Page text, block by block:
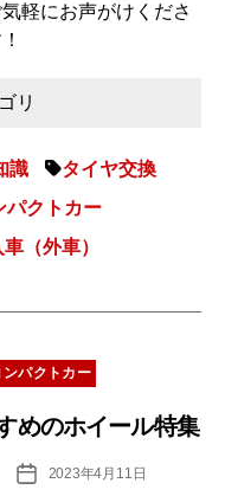
軽にお声がけくださ
リ
識
タイヤ交換
パクトカー
（外車）
ンパクトカー
めのホイール特集
投
2023年4月11日